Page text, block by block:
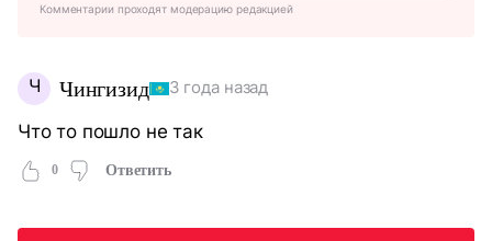
Комментарии проходят модерацию редакцией
Ч Чингизид 3 года назад
Что то пошло не так
0 Ответить